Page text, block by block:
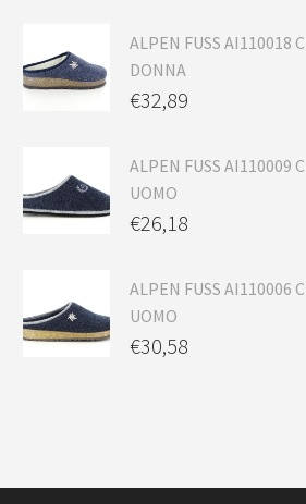
ALPEN FUSS AI110018
DONNA
€32,89
ALPEN FUSS AI110009
UOMO
€26,18
ALPEN FUSS AI110006
UOMO
€30,58